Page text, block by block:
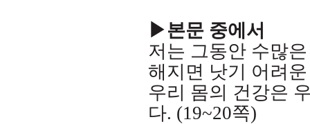
▶본문 중에서
저는 그동안 수많
해지면 낫기 어려
우리 몸의 건강은
다. (19~20쪽)